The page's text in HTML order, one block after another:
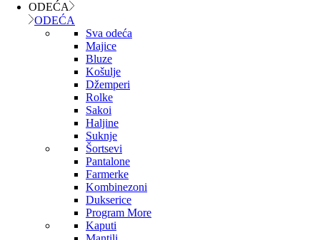
ODEĆA
ODEĆA
Sva odeća
Majice
Bluze
Košulje
Džemperi
Rolke
Sakoi
Haljine
Suknje
Šortsevi
Pantalone
Farmerke
Kombinezoni
Dukserice
Program More
Kaputi